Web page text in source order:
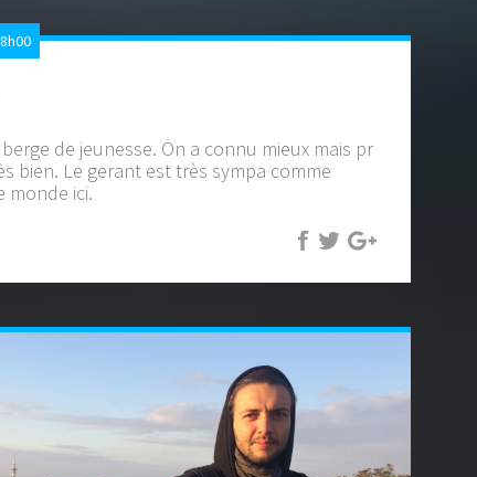
de jeunesse. On a connu mieux mais pr
bien. Le gerant est très sympa comme
ici.